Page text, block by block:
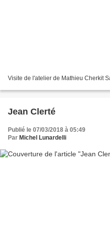
Visite de l'atelier de Mathieu Cherkit
Jean Clerté
Publié le 07/03/2018 à 05:49
Par Michel Lunardelli